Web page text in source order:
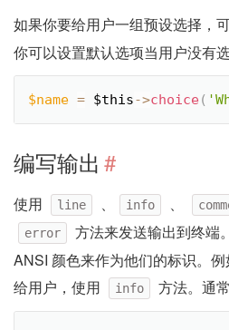
如果你要给用户一组预设选择，
你可以设置默认选项当用户没有
$name = $this->choice(
编写输出 #
使用 line info
error
方法来发送输出到终端
ANSI 颜色来作为他们的标识。
给用户，使用
info 方法。通